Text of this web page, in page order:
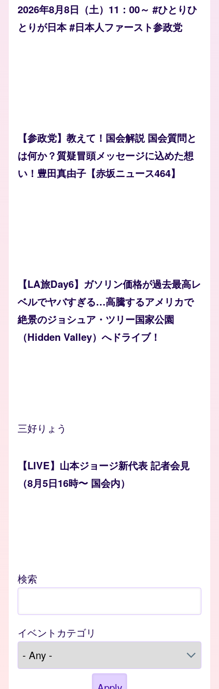
2026年8月8日（土）11：00～ #ひとりひ
とりが日本 #日本人ファースト参政党
【参政党】教えて！国会解説 国会質問と
は何か？質疑冒頭メッセージに込めた想
い！豊田真由子【赤坂ニュース464】
【LA旅Day6】ガソリン価格が過去最高レ
ベルでヤバすぎる…高騰するアメリカで
絶景のジョシュア・ツリー国家公園
（Hidden Valley）へドライブ！
三好りょう
【LIVE】山本ジョージ新代表 記者会見
（8月5日16時〜 国会内）
検索
イベントカテゴリ